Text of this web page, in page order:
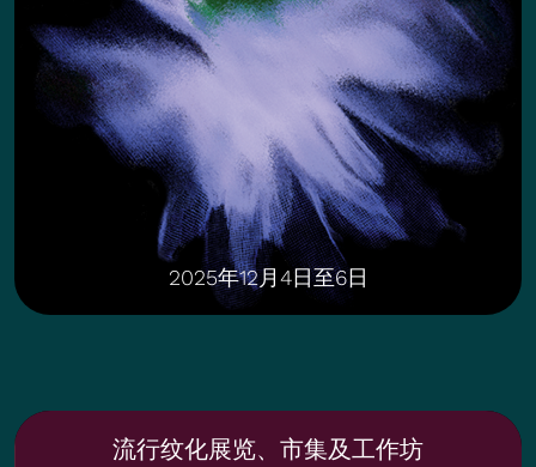
2025年12月4日至6日
流行纹化展览、市集及工作坊